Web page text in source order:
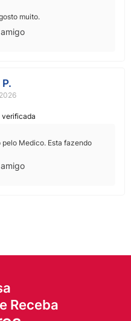
muito.
verificada
Medico. Esta fazendo
Receba